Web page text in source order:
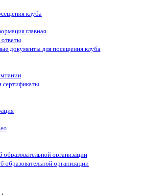
клуба
главная
документы для посещения клуба
сертификаты
организации
образовательной организации